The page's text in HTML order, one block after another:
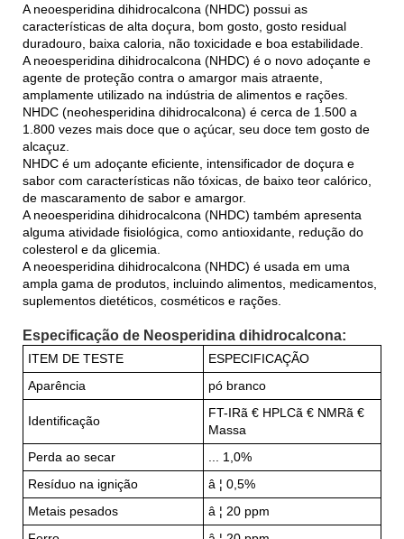
A neoesperidina dihidrocalcona (NHDC) possui as
características de alta doçura, bom gosto, gosto residual
duradouro, baixa caloria, não toxicidade e boa estabilidade.
A neoesperidina dihidrocalcona (NHDC) é o novo adoçante e
agente de proteção contra o amargor mais atraente,
amplamente utilizado na indústria de alimentos e rações.
NHDC (neohesperidina dihidrocalcona) é cerca de 1.500 a
1.800 vezes mais doce que o açúcar, seu doce tem gosto de
alcaçuz.
NHDC é um adoçante eficiente, intensificador de doçura e
sabor com características não tóxicas, de baixo teor calórico,
de mascaramento de sabor e amargor.
A neoesperidina dihidrocalcona (NHDC) também apresenta
alguma atividade fisiológica, como antioxidante, redução do
colesterol e da glicemia.
A neoesperidina dihidrocalcona (NHDC) é usada em uma
ampla gama de produtos, incluindo alimentos, medicamentos,
suplementos dietéticos, cosméticos e rações.
Especificação de Neosperidina dihidrocalcona:
ITEM DE TESTE
ESPECIFICAÇÃO
Aparência
pó branco
Identificação
FT-IRã € HPLCã € NMRã €
Massa
Perda ao secar
... 1,0%
Resíduo na ignição
â ¦ 0,5%
Metais pesados
â ¦ 20 ppm